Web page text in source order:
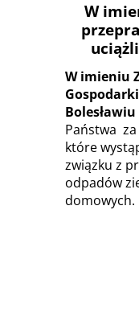
W
W imieniu
Bolesławiu
Państwa
które
związku z
odpadów
domowych.